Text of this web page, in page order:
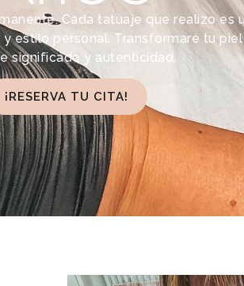
Cada tatuaje que realizo es
estilo personal. Transformaré tu
significado y autenticidad.
¡RESERVA TU CITA!